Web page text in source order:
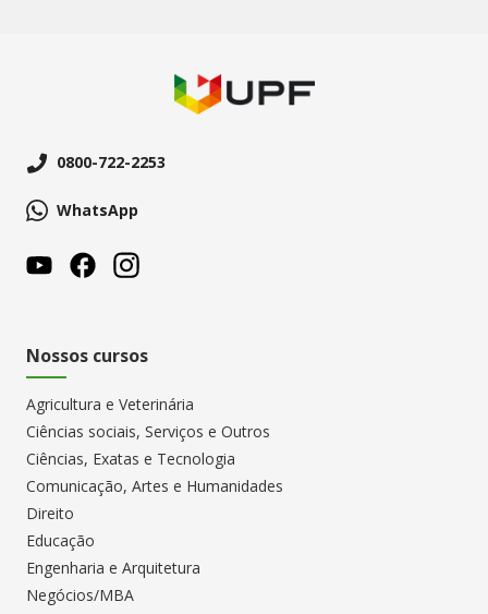
0800-722-2253
WhatsApp
Nossos cursos
Agricultura e Veterinária
Ciências sociais, Serviços e Outros
Ciências, Exatas e Tecnologia
Comunicação, Artes e Humanidades
Direito
Educação
Engenharia e Arquitetura
Negócios/MBA